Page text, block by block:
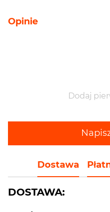
Opinie
Dodaj
Dostawa
DOSTAWA: